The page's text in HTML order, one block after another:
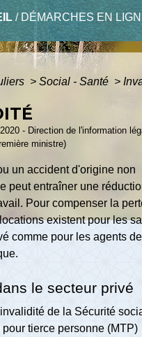
/ DÉMARCHES EN
> Social - Santé >
- Direction de l'information
ministre)
un accident d'origine non
peut entraîner une
Pour compenser la
existent pour les
comme pour les agents
le secteur privé
de la Sécurité
pour tierce personne (MTP)